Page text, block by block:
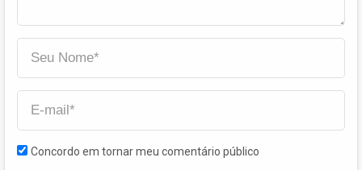
Concordo em tornar meu comentário público